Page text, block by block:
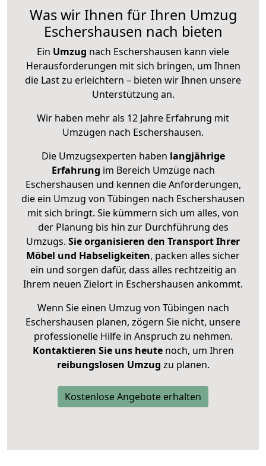
Was wir Ihnen für Ihren Umzug
Eschershausen nach bieten
Ein Umzug nach Eschershausen kann viele
Herausforderungen mit sich bringen, um Ihnen
die Last zu erleichtern – bieten wir Ihnen unsere
Unterstützung an.
Wir haben mehr als 12 Jahre Erfahrung mit
Umzügen nach Eschershausen.
Die Umzugsexperten haben langjährige
Erfahrung im Bereich Umzüge nach
Eschershausen und kennen die Anforderungen,
die ein Umzug von Tübingen nach Eschershausen
mit sich bringt. Sie kümmern sich um alles, von
der Planung bis hin zur Durchführung des
Umzugs. Sie organisieren den Transport Ihrer
Möbel und Habseligkeiten, packen alles sicher
ein und sorgen dafür, dass alles rechtzeitig an
Ihrem neuen Zielort in Eschershausen ankommt.
Wenn Sie einen Umzug von Tübingen nach
Eschershausen planen, zögern Sie nicht, unsere
professionelle Hilfe in Anspruch zu nehmen.
Kontaktieren Sie uns heutenoch, um Ihren
reibungslosen Umzug zu planen.
Kostenlose Angebote erhalten